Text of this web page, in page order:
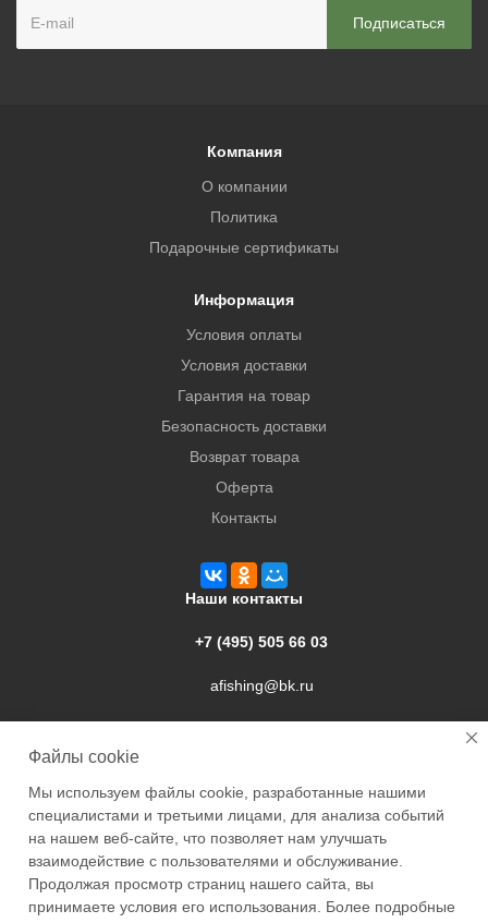
Компания
О компании
Политика
Подарочные сертификаты
Информация
Условия оплаты
Условия доставки
Гарантия на товар
Безопасность доставки
Возврат товара
Оферта
Контакты
Наши контакты
+7 (495) 505 66 03
afishing@bk.ru
2026 © Academyfishing - продажа товаров для рыбалки по
Москве и России
Файлы cookie
Мы используем файлы cookie, разработанные нашими
специалистами и третьими лицами, для анализа событий
на нашем веб-сайте, что позволяет нам улучшать
взаимодействие с пользователями и обслуживание.
Продолжая просмотр страниц нашего сайта, вы
принимаете условия его использования. Более подробные